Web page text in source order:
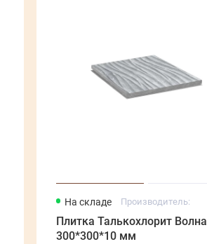
На складе Производитель:
Плитка Талькохлорит Волна
300*300*10 мм